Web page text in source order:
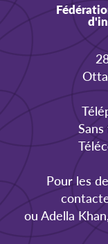
Pour les
ou Adella